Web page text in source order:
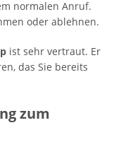
normalen Anruf.
oder ablehnen.
ist sehr vertraut. Er
das Sie bereits
zum